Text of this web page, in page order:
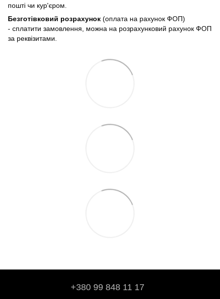
пошті чи кур'єром.
Безготівковий розрахунок (оплата на рахунок ФОП)
- сплатити замовлення, можна на розрахунковий рахунок ФОП
за реквізитами.
+380 99 848 11 17